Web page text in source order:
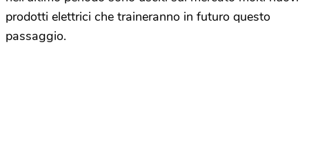
prodotti elettrici che traineranno in futuro questo
passaggio.